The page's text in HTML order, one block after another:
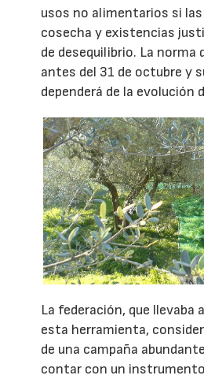
usos no alimentarios si
cosecha y existencias
de desequilibrio. La norma
antes del 31 de octubre y
dependerá de la evolución
La federación, que llevaba
esta herramienta,
de una campaña
contar con un